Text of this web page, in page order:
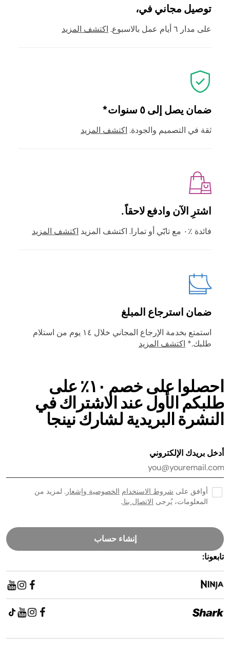
توصيل مجاني في،
على مدار ٦ أيام عمل بالاسبوع. اكتشف المزيد
ضمان يصل إلى ٥ سنوات*
ثقة في التصميم والجودة. اكتشف المزيد
اشترِ الآن وادفع لاحقاً.
فائدة ٪٠ مع تابّي أو تمارا. اكتشف المزيد اكتشف المزيد
ضمان استرجاع المبلغ
استمتع بخدمة الإرجاع المجاني خلال ١٤ يوم من استلام
طلبك.* اكتشف المزيد
احصلوا على خصم ١٠٪ على
طلبكم الأول عند الاشتراك في
النشرة البريدية لشارك نينجا
أدخل بريدك الإلكتروني
أوافق على شروط الاستخدام الخصوصية وإشعار . لمزيد من
المعلومات، يُرجى الاتصال بنا..
إنشاء حساب
تابعونا: